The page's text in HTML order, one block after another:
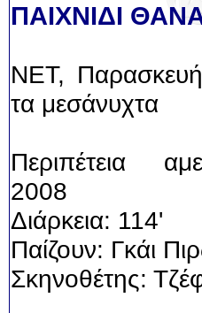
ΠΑΙΧΝΙΔΙ
ΝΕΤ,
τα μεσάνυχτα
Περιπέτεια
2008
Διάρκεια: 114'
Παίζουν: Γκάι
Σκηνοθέτης: